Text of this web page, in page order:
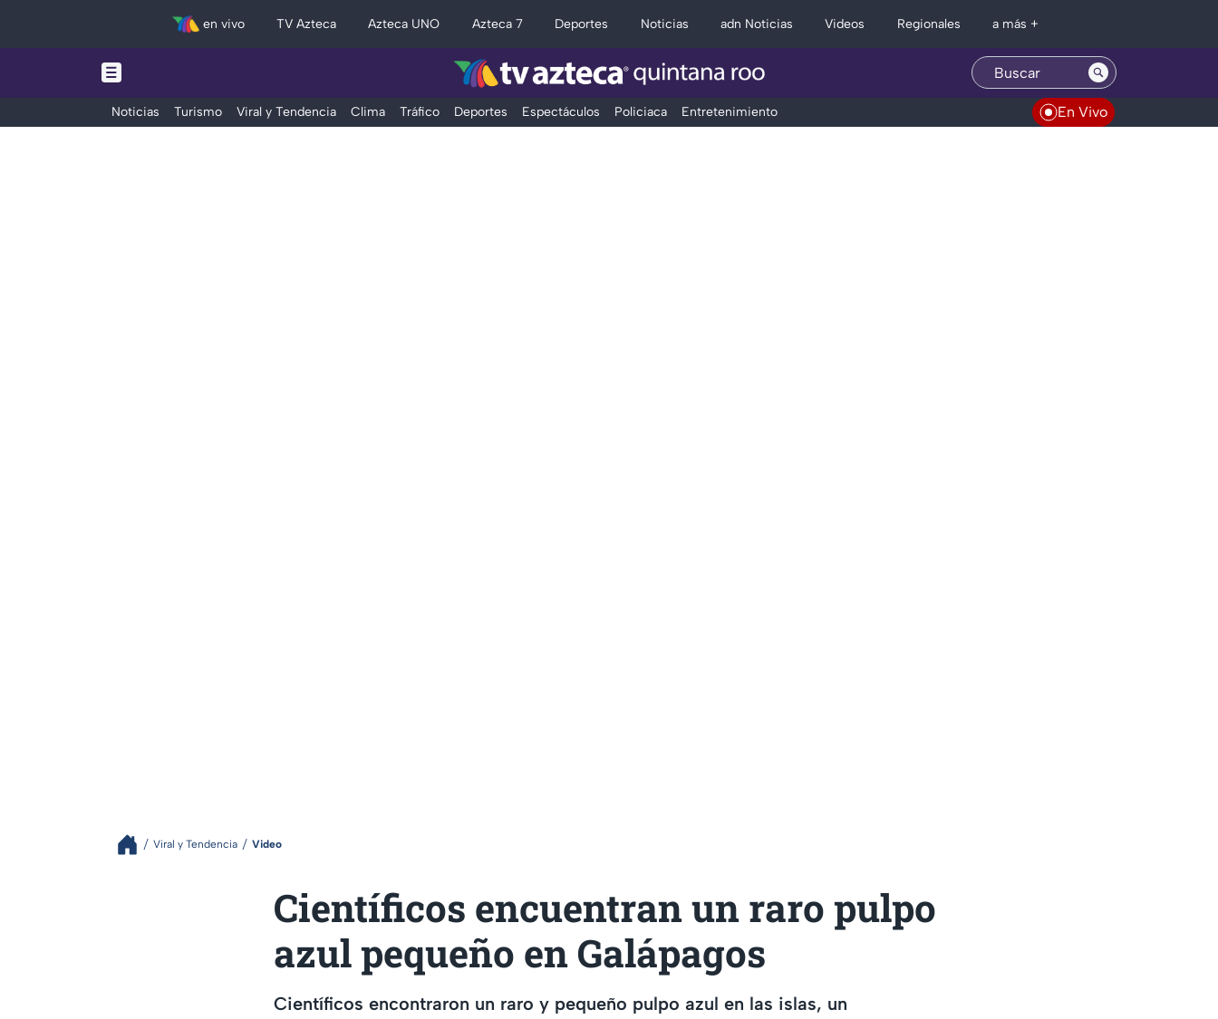
en vivo TV Azteca Azteca UNO Azteca 7 Deportes Noticias adn Noticias Videos Regionales a más +
Noticias Turismo Viral y Tendencia Clima Tráfico Deportes Espectáculos Policiaca Entretenimiento En Vivo
Viral y Tendencia Video
Científicos encuentran un raro pulpo
azul pequeño en Galápagos
Científicos encontraron un raro y pequeño pulpo azul en las islas, un